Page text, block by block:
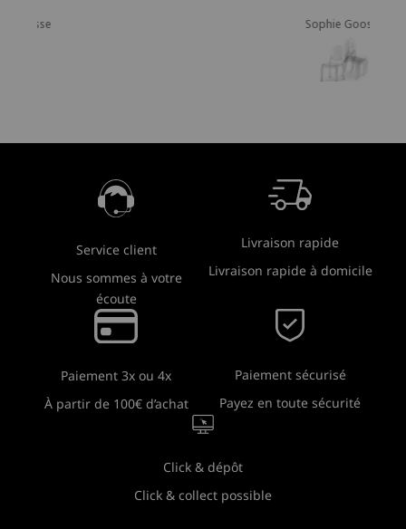
Service client
Nous sommes à votre
écoute
Livraison rapide
Livraison rapide à domicile
Paiement 3x ou 4x
À partir de 100€ d’achat
Paiement sécurisé
Payez en toute sécurité
Click & dépôt
Click & collect possible
Newsletter